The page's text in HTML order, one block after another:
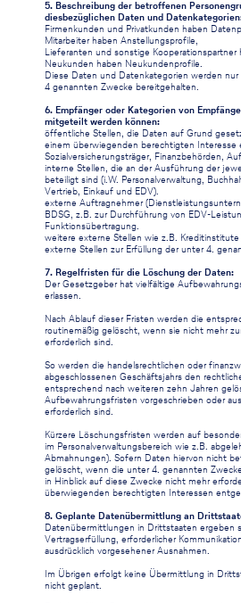
5. Beschreibung der betroffenen
diesbezüglichen Daten und
Firmenkunden und Privatkunden haben
Mitarbeiter haben Anstellungsprofile,
Lieferanten und sonstige Kooperationspartner
Neukunden haben Neukundenprofile.
Diese Daten und Datenkategorien werden
4 genannten Zwecke bereitgehalten.
6. Empfänger oder Kategorien von
mitgeteilt werden können:
öffentliche Stellen, die Daten auf Grund
einem überwiegenden berechtigten Interesse
Sozialversicherungsträger, Finanzbehörden,
interne Stellen, die an der Ausführung der
beteiligt sind (i.W. Personalverwaltung,
Vertrieb, Einkauf und EDV).
externe Auftragnehmer
BDSG, z.B. zur Durchführung von EDV-
Funktionsübertragung.
weitere externe Stellen wie z.B. Kreditinstitute
externe Stellen zur Erfüllung der unter 4.
7. Regelfristen für die Löschung der Daten:
Der Gesetzgeber hat vielfältige
erlassen.
Nach Ablauf dieser Fristen werden die
routinemäßig gelöscht, wenn sie nicht mehr
erforderlich sind.
So werden die handelsrechtlichen oder
abgeschlossenen Geschäftsjahrs den
entsprechend nach weiteren zehn Jahren
Aufbewahrungsfristen vorgeschrieben oder
erforderlich sind.
Kürzere Löschungsfristen werden auf
im Personalverwaltungsbereich wie z.B.
Abmahnungen). Sofern Daten hiervon nicht
gelöscht, wenn die unter 4. genannten
in Hinblick auf diese Zwecke nicht mehr
überwiegenden berechtigten Interessen
8. Geplante Datenübermittlung an
Datenübermittlungen in Drittstaaten ergeben
Vertragserfüllung, erforderlicher
ausdrücklich vorgesehener Ausnahmen.
Im Übrigen erfolgt keine Übermittlung in
nicht geplant.